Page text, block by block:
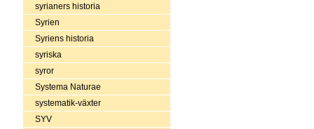
syrianers historia
Syrien
Syriens historia
syriska
syror
Systema Naturae
systematik-växter
SYV